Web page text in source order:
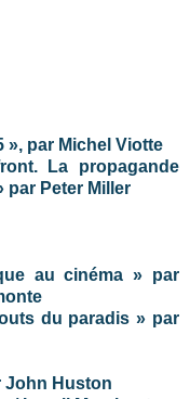
», par Michel Viotte
La propagande
par Peter Miller
au cinéma » par
du paradis » par
John Huston